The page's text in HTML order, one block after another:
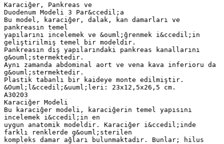
Karaciğer, Pankreas ve
Duodenum Modeli 3 Par&ccedil;a
Bu model, karaciğer, dalak, kan damarları ve
pankreasın temel
yapılarını incelemek ve &ouml;ğrenmek i&ccedil;in
geliştirilmiş temel bir modeldir.
Pankreasın dış yapılarındaki pankreas kanallarını
g&ouml;stermektedir.
Aynı zamanda abdominal aort ve vena kava inferioru da
g&ouml;stermektedir.
Plastik tabanlı bir kaideye monte edilmiştir.
&Ouml;l&ccedil;&uuml;leri: 23x12,5x26,5 cm.
A30203
Karaciğer Modeli
Bu karaciğer modeli, karaciğerin temel yapısını
incelemek i&ccedil;in en
uygun anatomik modeldir. Karaciğer i&ccedil;inde
farklı renklerde g&ouml;sterilen
kompleks damar ağları bulunmaktadır. Bunlar; hilus